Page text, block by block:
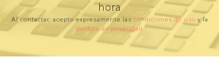
hora
Al contactar, acepto expresamente las condiciones de uso y la
política de privacidad